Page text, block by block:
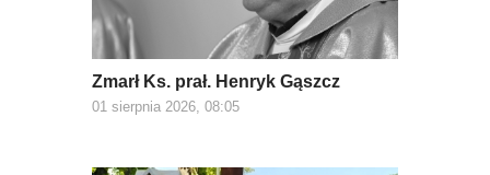
Zmarł Ks. prał. Henryk Gąszcz
01 sierpnia 2026, 08:05